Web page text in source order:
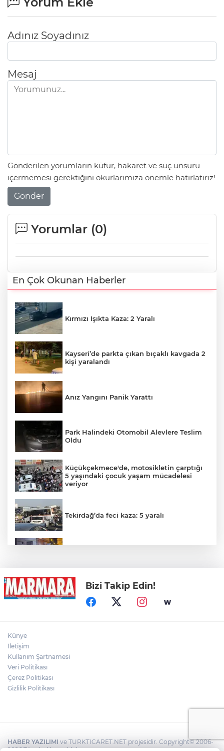
Adınız Soyadınız
Mesaj
Gönderilen yorumların küfür, hakaret ve suç unsuru
içermemesi gerektiğini okurlarımıza önemle hatırlatırız!
Gönder
Yorumlar (0)
En Çok Okunan Haberler
Kırmızı Işıkta Kaza: 2 Yaralı
Kayseri’de parkta çıkan bıçaklı kavgada 2
kişi yaralandı
Anız Yangını Panik Yarattı
Park Halindeki Otomobil Alevlere Teslim
Oldu
Küçükçekmece'de, motosikletin çarptığı
5 yaşındaki çocuk yaşam mücadelesi
veriyor
Tekirdağ’da feci kaza: 5 yaralı
Otomobil İçindeki Kadını Dövdü...
Bizi Takip Edin!
Künye
İletişim
Kullanım Şartnamesi
Veri Politikası
Çerez Politikası
Gizlilik Politikası
HABER YAZILIMI ve TURKTICARET.NET projesidir. Copyright© 2006-